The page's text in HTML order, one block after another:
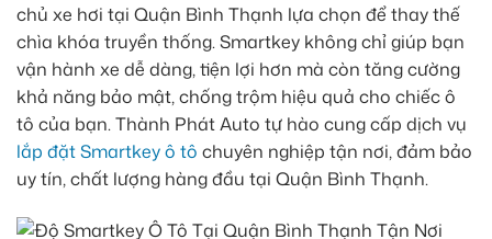
chủ xe hơi tại Quận Bình Thạnh lựa chọn để thay thế
chìa khóa truyền thống. Smartkey không chỉ giúp bạn
vận hành xe dễ dàng, tiện lợi hơn mà còn tăng cường
khả năng bảo mật, chống trộm hiệu quả cho chiếc ô
tô của bạn. Thành Phát Auto tự hào cung cấp dịch vụ
lắp đặt Smartkey ô tô chuyên nghiệp tận nơi, đảm bảo
uy tín, chất lượng hàng đầu tại Quận Bình Thạnh.